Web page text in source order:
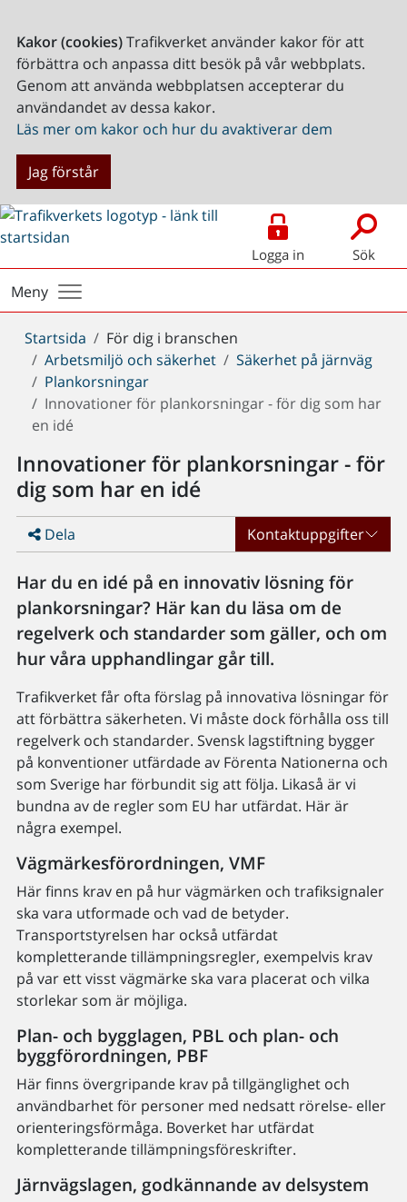
Kakor (cookies)Trafikverket använder kakor för att
förbättra och anpassa ditt besök på vår webbplats.
Genom att använda webbplatsen accepterar du
användandet av dessa kakor.
Läs mer om kakor och hur du avaktiverar dem
Jag förstår
Logga in Sök
Meny
Du
är
här:
Startsida
För dig i branschen
Arbetsmiljö och säkerhet
Säkerhet på järnväg
Plankorsningar
Innovationer för plankorsningar - för dig som har
en idé
Innovationer för plankorsningar - för
dig som har en idé
Dela Kontaktuppgifter
Har du en idé på en innovativ lösning för
plankorsningar? Här kan du läsa om de
regelverk och standarder som gäller, och om
hur våra upphandlingar går till.
Trafikverket får ofta förslag på innovativa lösningar för
att förbättra säkerheten. Vi måste dock förhålla oss till
regelverk och standarder. Svensk lagstiftning bygger
på konventioner utfärdade av Förenta Nationerna och
som Sverige har förbundit sig att följa. Likaså är vi
bundna av de regler som EU har utfärdat. Här är
några exempel.
Vägmärkesförordningen, VMF
Här finns krav en på hur vägmärken och trafiksignaler
ska vara utformade och vad de betyder.
Transportstyrelsen har också utfärdat
kompletterande tillämpningsregler, exempelvis krav
på var ett visst vägmärke ska vara placerat och vilka
storlekar som är möjliga.
Plan- och bygglagen, PBL och plan- och
byggförordningen, PBF
Här finns övergripande krav på tillgänglighet och
användbarhet för personer med nedsatt rörelse- eller
orienteringsförmåga. Boverket har utfärdat
kompletterande tillämpningsföreskrifter.
Järnvägslagen, godkännande av delsystem